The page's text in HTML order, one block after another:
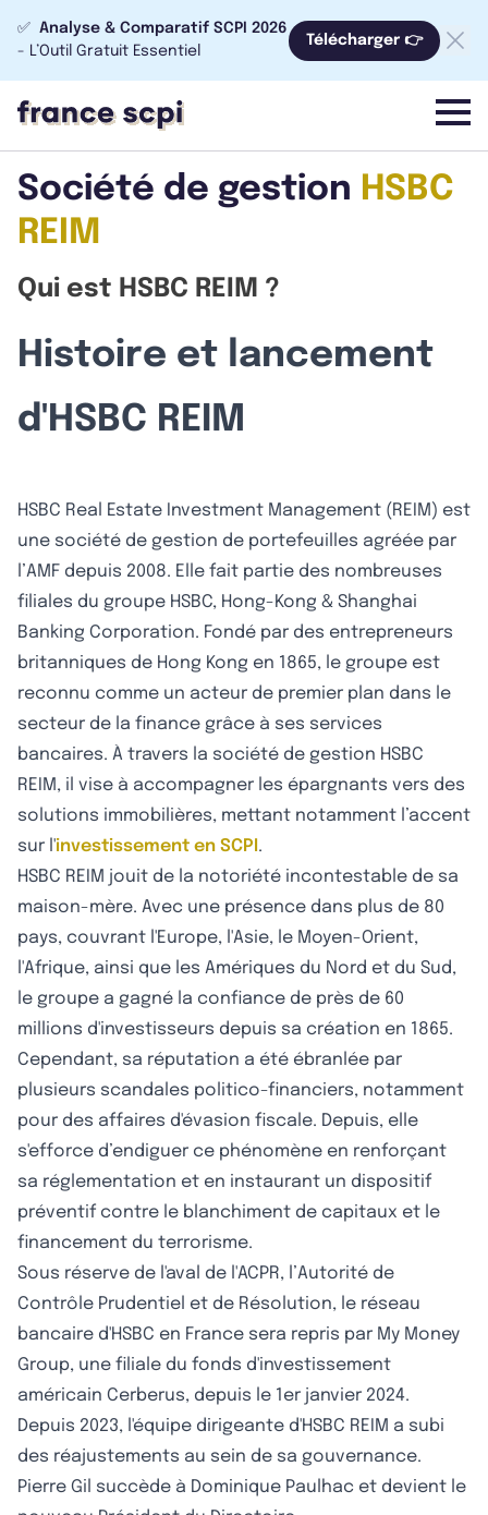
✅ Analyse & Comparatif SCPI 2026
- L’Outil Gratuit Essentiel
Télécharger 👉
menu
Société de gestion HSBC
REIM
Qui est HSBC REIM ?
Histoire et lancement
d'HSBC REIM
HSBC Real Estate Investment Management (REIM) est
une société de gestion de portefeuilles agréée par
l’AMF depuis 2008. Elle fait partie des nombreuses
filiales du groupe HSBC, Hong-Kong & Shanghai
Banking Corporation. Fondé par des entrepreneurs
britanniques de Hong Kong en 1865, le groupe est
reconnu comme un acteur de premier plan dans le
secteur de la finance grâce à ses services
bancaires. À travers la société de gestion HSBC
REIM, il vise à accompagner les épargnants vers des
solutions immobilières, mettant notamment l’accent
sur l'investissement en SCPI .
HSBC REIM jouit de la notoriété incontestable de sa
maison-mère. Avec une présence dans plus de 80
pays, couvrant l'Europe, l'Asie, le Moyen-Orient,
l'Afrique, ainsi que les Amériques du Nord et du Sud,
le groupe a gagné la confiance de près de 60
millions d'investisseurs depuis sa création en 1865.
Cependant, sa réputation a été ébranlée par
plusieurs scandales politico-financiers, notamment
pour des affaires d'évasion fiscale. Depuis, elle
s'efforce d’endiguer ce phénomène en renforçant
sa réglementation et en instaurant un dispositif
préventif contre le blanchiment de capitaux et le
financement du terrorisme.
Sous réserve de l'aval de l'ACPR, l’Autorité de
Contrôle Prudentiel et de Résolution, le réseau
bancaire d'HSBC en France sera repris par My Money
Group, une filiale du fonds d'investissement
américain Cerberus, depuis le 1er janvier 2024.
Depuis 2023, l'équipe dirigeante d'HSBC REIM a subi
des réajustements au sein de sa gouvernance.
Pierre Gil succède à Dominique Paulhac et devient le